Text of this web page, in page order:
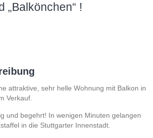
„Balkönchen“ !
attraktive, sehr helle Wohnung mit Balkon in
Verkauf.
und begehrt! In wenigen Minuten gelangen
in die Stuttgarter Innenstadt.